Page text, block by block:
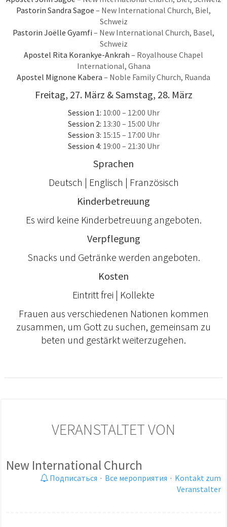
Pastorin Sandra Sagoe – New International Church, Biel,
Schweiz
Pastorin Joëlle Gyamfi – New International Church, Basel,
Schweiz
Apostel Rita Korankye-Ankrah – Royalhouse Chapel
International, Ghana
Apostel Mignone Kabera – Noble Family Church, Ruanda
Freitag, 27. März & Samstag, 28. März
Session 1: 10:00 – 12:00 Uhr
Session 2: 13:30 – 15:00 Uhr
Session 3: 15:15 – 17:00 Uhr
Session 4: 19:00 – 21:30 Uhr
Sprachen
Deutsch | Englisch | Französisch
Kinderbetreuung
Es wird keine Kinderbetreuung angeboten.
Verpflegung
Snacks und Getränke werden angeboten.
Kosten
Eintritt frei | Kollekte
Frauen aus verschiedenen Nationen kommen
zusammen, um Gott zu suchen, gemeinsam zu
beten und gestärkt weiterzugehen.
VERANSTALTET VON
New International Church
Подписаться · Все мероприятия · Kontakt zum
Veranstalter